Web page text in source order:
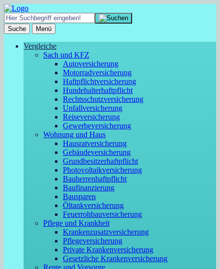
Suche Menü
Vergleiche
Sach und KFZ
Autoversicherung
Motorradversicherung
Haftpflichtversicherung
Hundehalterhaftpflicht
Rechtsschutzversicherung
Unfallversicherung
Reiseversicherung
Gewerbeversicherung
Wohnung und Haus
Hausratversicherung
Gebäudeversicherung
Grundbesitzerhaftpflicht
Photovoltaikversicherung
Bauherrenhaftpflicht
Baufinanzierung
Bausparen
Öltankversicherung
Feuerrohbauversicherung
Pflege und Krankheit
Krankenzusatzversicherung
Pflegeversicherung
Private Krankenversicherung
Gesetzliche Krankenversicherung
Rente und Vorsorge